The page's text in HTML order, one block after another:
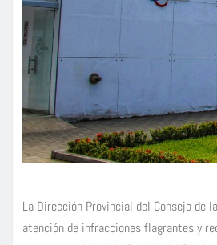
La Dirección Provincial del Consejo de
atención de infracciones flagrantes y